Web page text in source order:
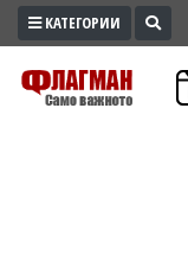
ПРОМО
ЗОНА
КАТЕГОРИИ